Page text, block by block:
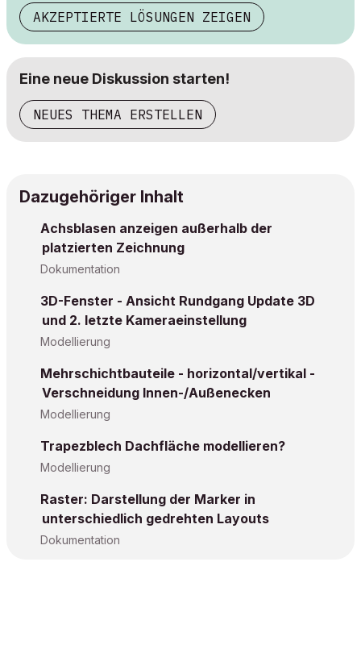
AKZEPTIERTE LÖSUNGEN ZEIGEN
Eine neue Diskussion starten!
NEUES THEMA ERSTELLEN
Dazugehöriger Inhalt
Achsblasen anzeigen außerhalb der
platzierten Zeichnung
Dokumentation
3D-Fenster - Ansicht Rundgang Update 3D
und 2. letzte Kameraeinstellung
Modellierung
Mehrschichtbauteile - horizontal/vertikal -
Verschneidung Innen-/Außenecken
Modellierung
Trapezblech Dachfläche modellieren?
Modellierung
Raster: Darstellung der Marker in
unterschiedlich gedrehten Layouts
Dokumentation